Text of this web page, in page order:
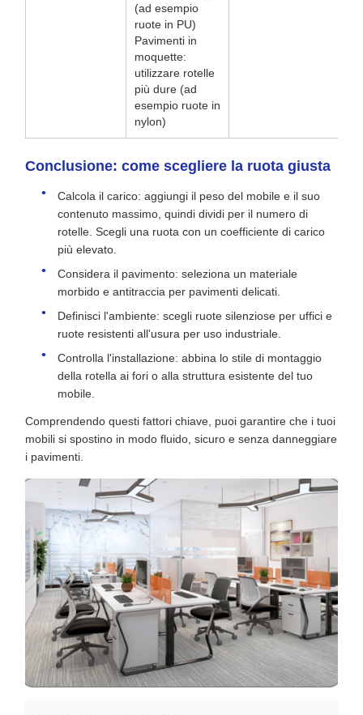
(ad esempio
ruote in PU)
Pavimenti in
moquette:
utilizzare rotelle
più dure (ad
esempio ruote in
nylon)
Conclusione: come scegliere la ruota giusta
Calcola il carico: aggiungi il peso del mobile e il suo
contenuto massimo, quindi dividi per il numero di
rotelle. Scegli una ruota con un coefficiente di carico
più elevato.
Considera il pavimento: seleziona un materiale
morbido e antitraccia per pavimenti delicati.
Definisci l'ambiente: scegli ruote silenziose per uffici e
ruote resistenti all'usura per uso industriale.
Controlla l'installazione: abbina lo stile di montaggio
della rotella ai fori o alla struttura esistente del tuo
mobile.
Comprendendo questi fattori chiave, puoi garantire che i tuoi
mobili si spostino in modo fluido, sicuro e senza danneggiare
i pavimenti.